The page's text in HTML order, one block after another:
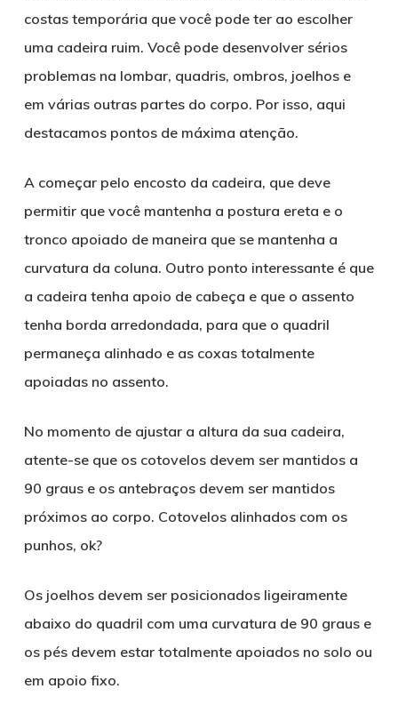
costas temporária que você pode ter ao escolher
uma cadeira ruim. Você pode desenvolver sérios
problemas na lombar, quadris, ombros, joelhos e
em várias outras partes do corpo. Por isso, aqui
destacamos pontos de máxima atenção.
A começar pelo encosto da cadeira, que deve
permitir que você mantenha a postura ereta e o
tronco apoiado de maneira que se mantenha a
curvatura da coluna. Outro ponto interessante é que
a cadeira tenha apoio de cabeça e que o assento
tenha borda arredondada, para que o quadril
permaneça alinhado e as coxas totalmente
apoiadas no assento.
No momento de ajustar a altura da sua cadeira,
atente-se que os cotovelos devem ser mantidos a
90 graus e os antebraços devem ser mantidos
próximos ao corpo. Cotovelos alinhados com os
punhos, ok?
Os joelhos devem ser posicionados ligeiramente
abaixo do quadril com uma curvatura de 90 graus e
os pés devem estar totalmente apoiados no solo ou
em apoio fixo.